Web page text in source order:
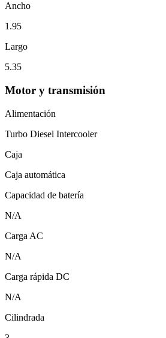
Ancho
1.95
Largo
5.35
Motor y transmisión
Alimentación
Turbo Diesel Intercooler
Caja
Caja automática
Capacidad de batería
N/A
Carga AC
N/A
Carga rápida DC
N/A
Cilindrada